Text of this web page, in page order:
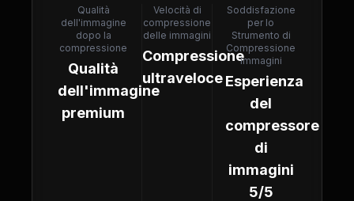
Qualità
dell'immagine
dopo la
compressione
Qualità
dell'immagine
premium
Velocità di
compressione
delle immagini
Compressione
ultraveloce
Soddisfazione
per lo
Strumento di
Compressione
Immagini
Esperienza
del
compressore
di
immagini
5/5